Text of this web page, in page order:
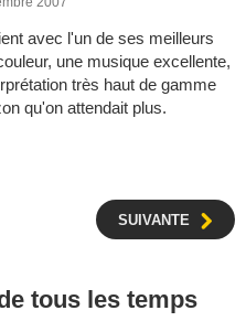
avec l'un de ses meilleurs
une musique excellente,
très haut de gamme
qu'on attendait plus.
SUIVANTE
tous les temps